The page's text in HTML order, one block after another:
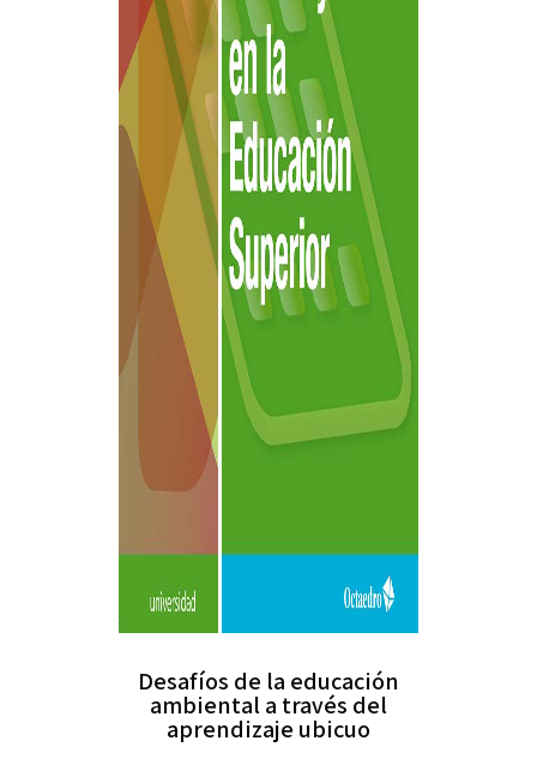
Desafíos de la educación
ambiental a través del
aprendizaje ubicuo